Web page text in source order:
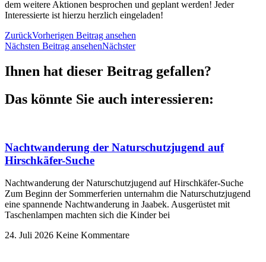
dem weitere Aktionen besprochen und geplant werden! Jeder
Interessierte ist hierzu herzlich eingeladen!
ZurückVorherigen Beitrag ansehen
Nächsten Beitrag ansehenNächster
Ihnen hat dieser Beitrag gefallen?
Das könnte Sie auch interessieren:
Nachtwanderung der Naturschutzjugend auf
Hirschkäfer-Suche
Nachtwanderung der Naturschutzjugend auf Hirschkäfer-Suche
Zum Beginn der Sommerferien unternahm die Naturschutzjugend
eine spannende Nachtwanderung in Jaabek. Ausgerüstet mit
Taschenlampen machten sich die Kinder bei
24. Juli 2026 Keine Kommentare